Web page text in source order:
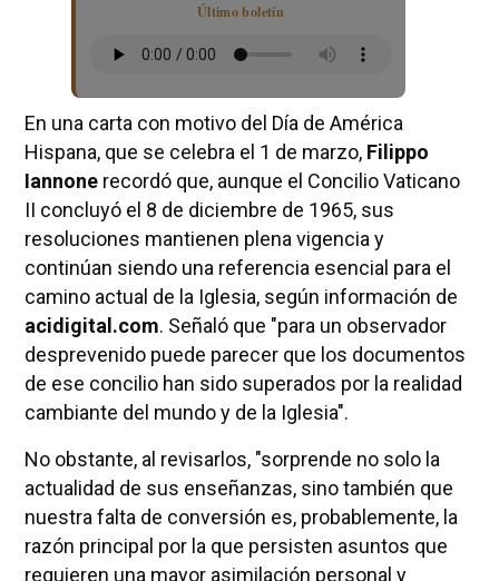
Último boletín
En una carta con motivo del Día de América
Hispana, que se celebra el 1 de marzo, Filippo
Iannonerecordó que, aunque el Concilio Vaticano
II concluyó el 8 de diciembre de 1965, sus
resoluciones mantienen plena vigencia y
continúan siendo una referencia esencial para el
camino actual de la Iglesia, según información de
acidigital.com. Señaló que "para un observador
desprevenido puede parecer que los documentos
de ese concilio han sido superados por la realidad
cambiante del mundo y de la Iglesia".
No obstante, al revisarlos, "sorprende no solo la
actualidad de sus enseñanzas, sino también que
nuestra falta de conversión es, probablemente, la
razón principal por la que persisten asuntos que
requieren una mayor asimilación personal y